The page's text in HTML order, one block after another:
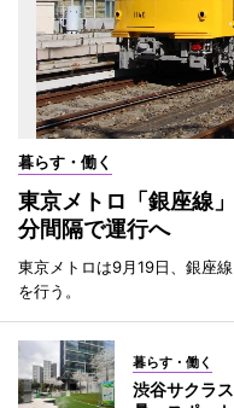
暮らす・働く
東京メトロ「銀座線
分間隔で運行へ
東京メトロは9月19日、銀座
を行う。
暮らす・働く
渋谷サクラ